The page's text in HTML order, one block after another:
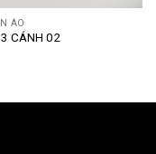
ÁO
CÁNH 02